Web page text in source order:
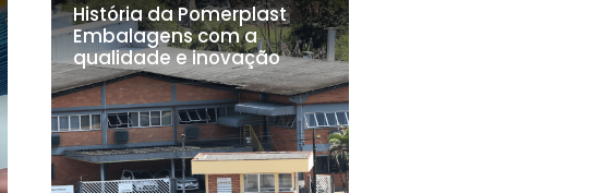
História da Pomerplast
Embalagens com a
qualidade e inovação